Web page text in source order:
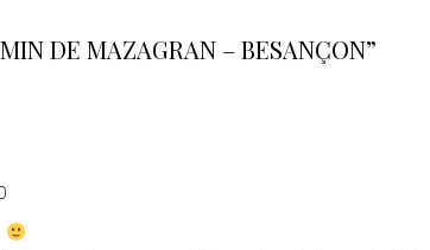
DE MAZAGRAN – BESANÇON”